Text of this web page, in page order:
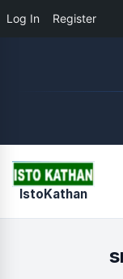
Log In Register
Quick Links
IstoKathan